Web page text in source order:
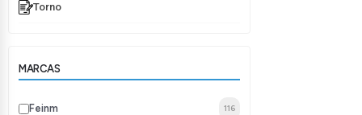
Torno
MARCAS
Feinm 116